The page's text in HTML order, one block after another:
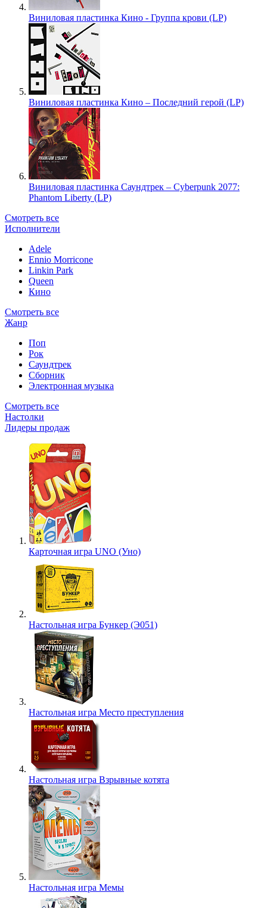
Виниловая пластинка Кино - Группа крови (LP)
Виниловая пластинка Кино – Последний герой (LP)
Виниловая пластинка Саундтрек – Cyberpunk 2077:
Phantom Liberty (LP)
Смотреть все
Исполнители
Adele
Ennio Morricone
Linkin Park
Queen
Кино
Смотреть все
Жанр
Поп
Рок
Саундтрек
Сборник
Электронная музыка
Смотреть все
Настолки
Лидеры продаж
Карточная игра UNO (Уно)
Настольная игра Бункер (Э051)
Настольная игра Место преступления
Настольная игра Взрывные котята
Настольная игра Мемы